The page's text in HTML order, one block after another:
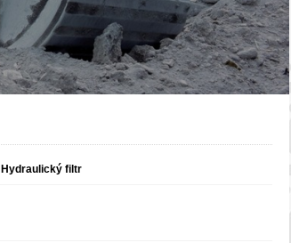
Hydraulický filtr